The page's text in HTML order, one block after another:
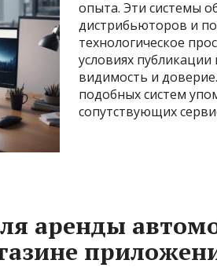
опыта. Эти системы
дистрибьюторов и
технологическое
условиях
видимость и
подобных систем
сопутствующих
аренды